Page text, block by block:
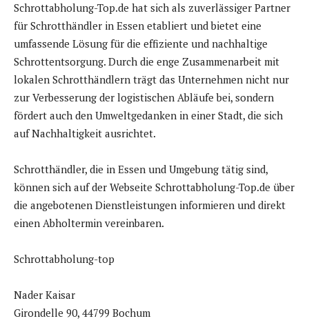
Schrottabholung-Top.de hat sich als zuverlässiger Partner
für Schrotthändler in Essen etabliert und bietet eine
umfassende Lösung für die effiziente und nachhaltige
Schrottentsorgung. Durch die enge Zusammenarbeit mit
lokalen Schrotthändlern trägt das Unternehmen nicht nur
zur Verbesserung der logistischen Abläufe bei, sondern
fördert auch den Umweltgedanken in einer Stadt, die sich
auf Nachhaltigkeit ausrichtet.
Schrotthändler, die in Essen und Umgebung tätig sind,
können sich auf der Webseite Schrottabholung-Top.de über
die angebotenen Dienstleistungen informieren und direkt
einen Abholtermin vereinbaren.
Schrottabholung-top
Nader Kaisar
Girondelle 90, 44799 Bochum